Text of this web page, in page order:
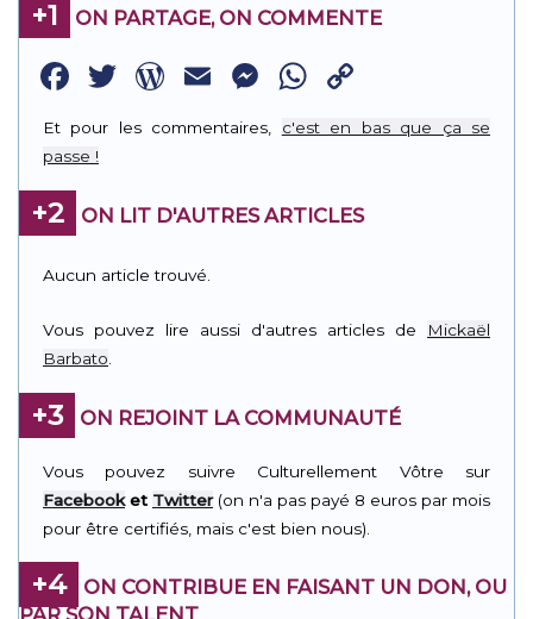
+1 ON PARTAGE, ON COMMENTE
Facebook
Twitter
WordPress
EmailMessenger
WhatsApp
Link
Et pour les commentaires, c'est en bas que ça se
passe !
+2 ON LIT D'AUTRES ARTICLES
Aucun article trouvé.
Vous pouvez lire aussi d'autres articles de
Mickaël
Barbato
+3 ON REJOINT LA COMMUNAUTÉ
Vous pouvez suivre Culturellement Vôtre sur
Facebooket Twitter(on n'a pas payé 8 euros par mois
pour être certifiés, mais c'est bien nous).
+4
ON CONTRIBUE EN FAISANT UN DON, OU